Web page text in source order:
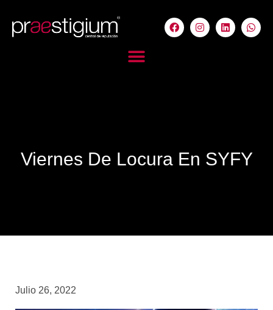
Viernes De Locura En SYFY
Julio 26, 2022